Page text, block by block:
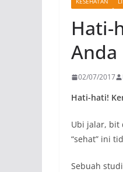
Hati-
Anda
02/07/2017
Hati-hati!
Ubi jalar, bit
“sehat” ini
Sebuah